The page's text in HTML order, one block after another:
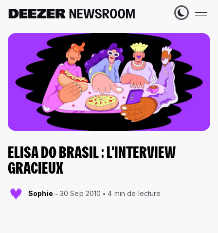
ELISA DO BRASIL : L’INTERVIEW
GRACIEUX
Sophie 30 Sep 2010 4 min de lecture